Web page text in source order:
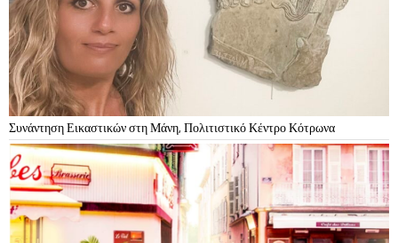
Συνάντηση Εικαστικών στη Μάνη, Πολιτιστικό Κέντρο Κότρωνα